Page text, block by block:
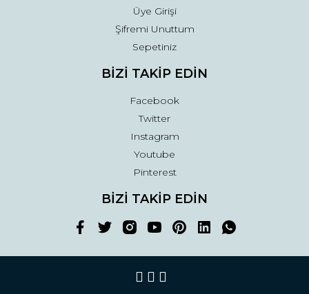
Üye Girişi
Şifremi Unuttum
Sepetiniz
BİZİ TAKİP EDİN
Facebook
Twitter
Instagram
Youtube
Pinterest
BİZİ TAKİP EDİN